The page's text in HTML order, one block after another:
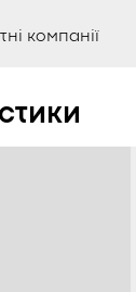
компанії